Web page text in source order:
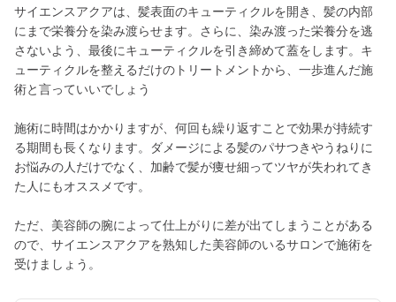
サイエンスアクアは、髪表面のキューティクルを開き、髪の内部
にまで栄養分を染み渡らせます。さらに、染み渡った栄養分を逃
さないよう、最後にキューティクルを引き締めて蓋をします。キ
ューティクルを整えるだけのトリートメントから、一歩進んだ施
術と言っていいでしょう
施術に時間はかかりますが、何回も繰り返すことで効果が持続す
る期間も長くなります。ダメージによる髪のパサつきやうねりに
お悩みの人だけでなく、加齢で髪が痩せ細ってツヤが失われてき
た人にもオススメです。
ただ、美容師の腕によって仕上がりに差が出てしまうことがある
ので、サイエンスアクアを熟知した美容師のいるサロンで施術を
受けましょう。